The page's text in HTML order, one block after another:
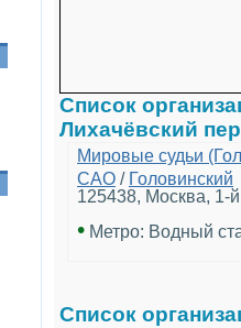
Список
Лихачёвский
Мировые судьи
САО / Головинский
125438, Москва, 1-
• Метро: Водный
Список